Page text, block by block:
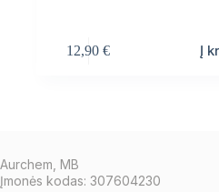
12,90€ Į
Aurchem, MB
Įmonės kodas: 307604230